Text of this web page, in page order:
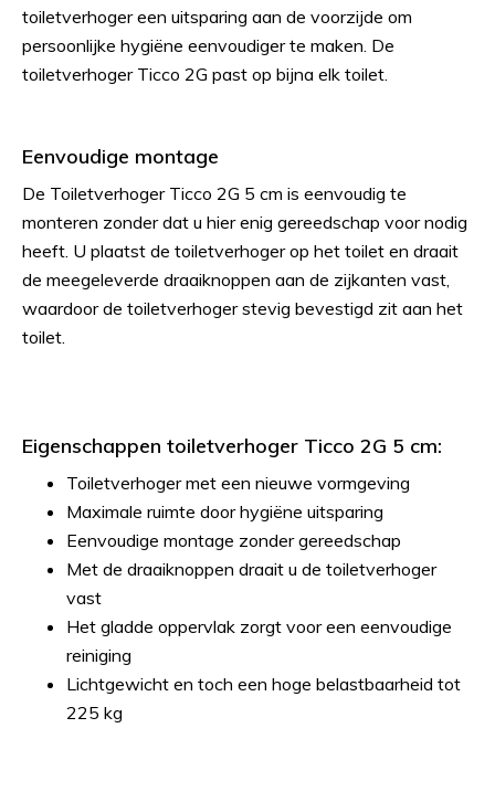
toiletverhoger een uitsparing aan de voorzijde om
persoonlijke hygiëne eenvoudiger te maken. De
toiletverhoger Ticco 2G past op bijna elk toilet.
Eenvoudige montage
De Toiletverhoger Ticco 2G 5 cm is eenvoudig te
monteren zonder dat u hier enig gereedschap voor nodig
heeft. U plaatst de toiletverhoger op het toilet en draait
de meegeleverde draaiknoppen aan de zijkanten vast,
waardoor de toiletverhoger stevig bevestigd zit aan het
toilet.
Eigenschappen toiletverhoger Ticco 2G 5 cm:
Toiletverhoger met een nieuwe vormgeving
Maximale ruimte door hygiëne uitsparing
Eenvoudige montage zonder gereedschap
Met de draaiknoppen draait u de toiletverhoger
vast
Het gladde oppervlak zorgt voor een eenvoudige
reiniging
Lichtgewicht en toch een hoge belastbaarheid tot
225 kg